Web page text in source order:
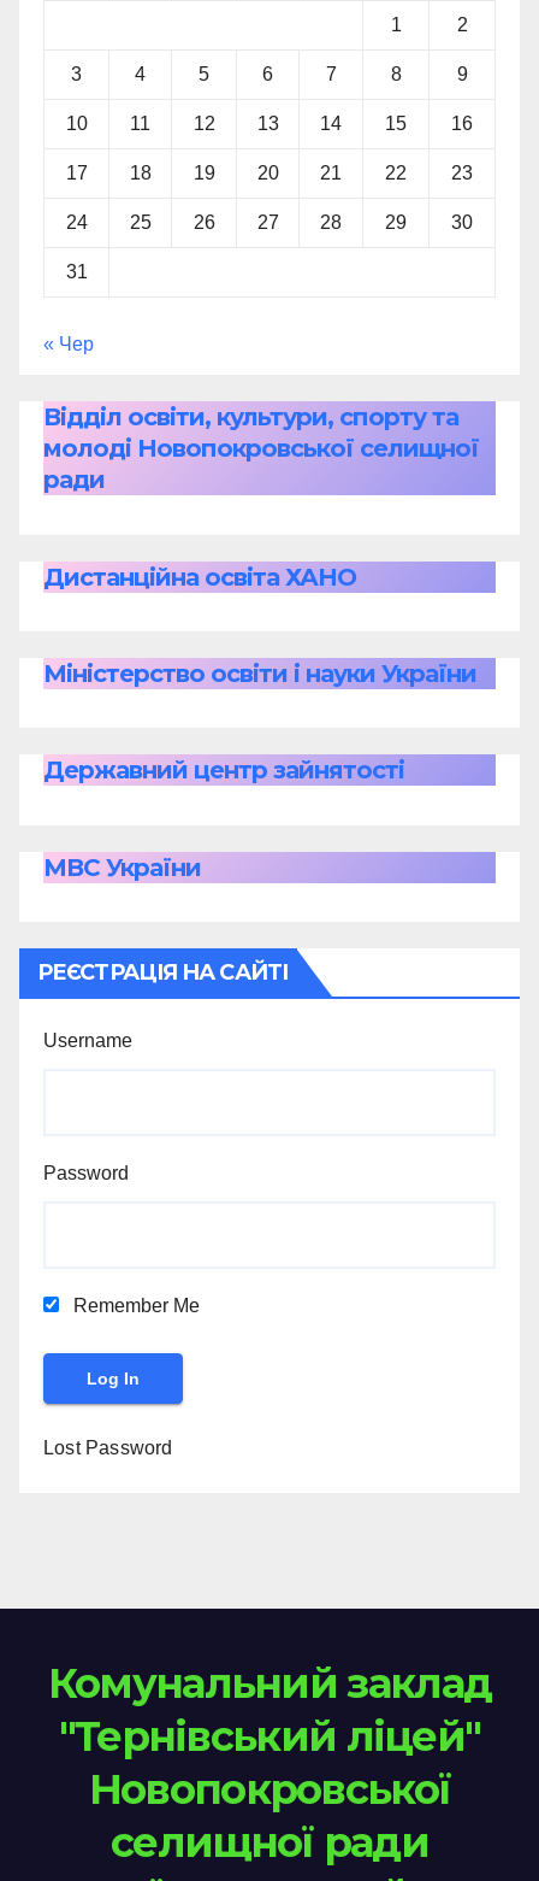
1 2
3 4 5 6 7 8 9
10 11 12 13 14 15 16
17 18 19 20 21 22 23
24 25 26 27 28 29 30
31
« Чер
Відділ освіти, культури, спорту та
молоді Новопокровської селищної
ради
Дистанційна освіта ХАНО
Міністерство освіти і науки України
Державний центр зайнятості
МВС України
РЕЄСТРАЦІЯ НА САЙТІ
Username
Password
Remember Me
Lost Password
Комунальний заклад
"Тернівський ліцей"
Новопокровської
селищної ради